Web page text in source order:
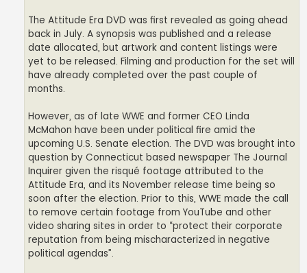
The Attitude Era DVD was first revealed as going ahead
back in July. A synopsis was published and a release
date allocated, but artwork and content listings were
yet to be released. Filming and production for the set will
have already completed over the past couple of
months.
However, as of late WWE and former CEO Linda
McMahon have been under political fire amid the
upcoming U.S. Senate election. The DVD was brought into
question by Connecticut based newspaper The Journal
Inquirer given the risqué footage attributed to the
Attitude Era, and its November release time being so
soon after the election. Prior to this, WWE made the call
to remove certain footage from YouTube and other
video sharing sites in order to “protect their corporate
reputation from being mischaracterized in negative
political agendas”.